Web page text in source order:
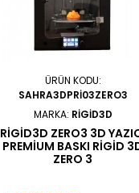
ÜRÜN KODU:
SAHRA3DPRI03ZERO3
MARKA: RIGID3D
RIGID3D ZERO3 3D
PREMIUM BASKI RIGID
ZERO 3